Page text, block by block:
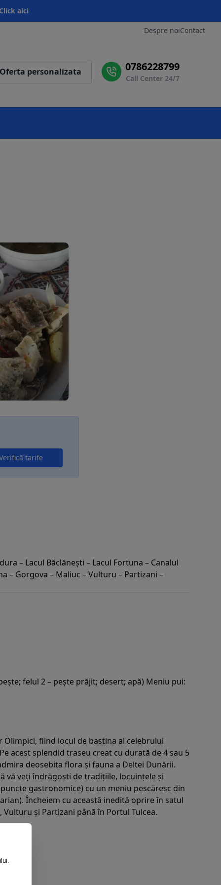
aici
Despre noiContact
Oferta personalizata 0786228799
Call Center 24/7
tarife
– Lacul Băclănești – Lacul Fortuna – Canalul
– Gorgova – Maliuc – Vulturu – Partizani –
felul 2 – pește prăjit; desert; apă) Meniu pui:
fiind locul de bastina al celebrului
acest splendid traseu creat cu durată de 4 sau 5
deosebita flora și fauna a Deltei Dunării.
vă veți îndrăgosti de tradițiile, locuințele și
gastronomice) cu un meniu pescăresc din
Încheiem cu această inedită oprire în satul
și Partizani până în Portul Tulcea.